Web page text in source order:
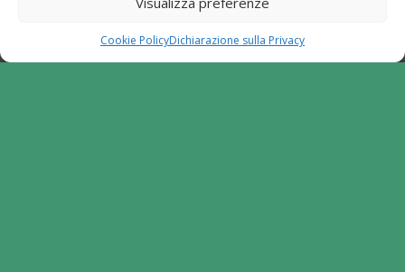
Cookie PolicyDichiarazione sulla Privacy
6.2.1. Aiuto all'avviamento d'impresa per attività